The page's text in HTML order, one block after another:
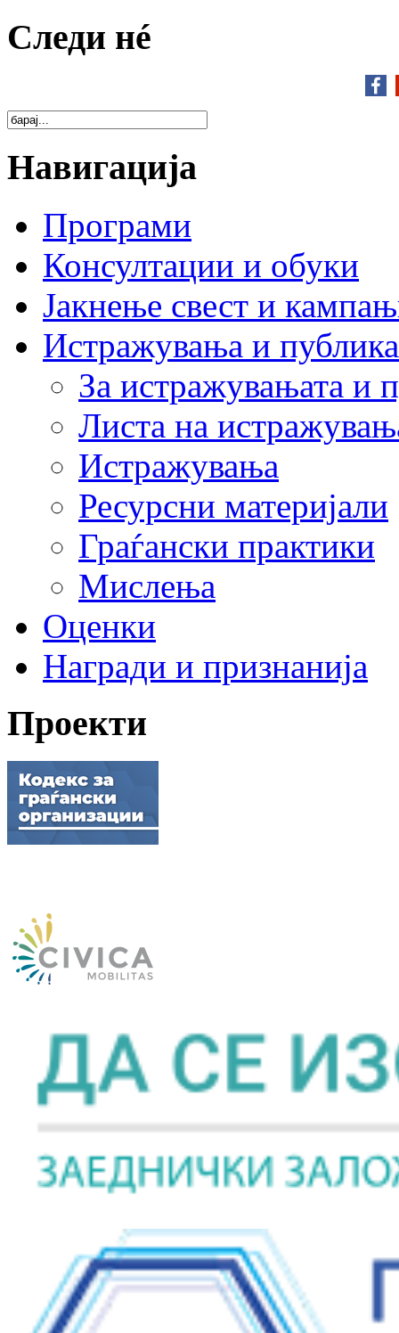
Следи нé
Навигација
Програми
Консултации и обуки
Јакнење свест и
Истражувања и
За истражувањата и
Листа на
Истражувања
Ресурсни материјали
Граѓански практики
Мислења
Оценки
Награди и признанија
Проекти